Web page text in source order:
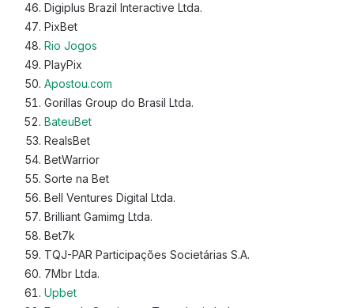
Digiplus Brazil Interactive Ltda.
PixBet
Rio Jogos
PlayPix
Apostou.com
Gorillas Group do Brasil Ltda.
BateuBet
RealsBet
BetWarrior
Sorte na Bet
Bell Ventures Digital Ltda.
Brilliant Gamimg Ltda.
Bet7k
TQJ-PAR Participações Societárias S.A.
7Mbr Ltda.
Upbet